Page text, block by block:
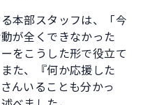
本部スタッフは、「今
が全くできなかった
をこうした形で役立て
た、『何か応援した
んいることも分かっ